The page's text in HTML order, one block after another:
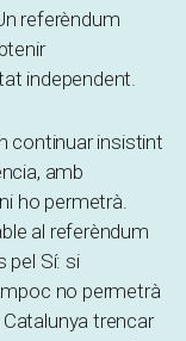
referèndum
independent.
continuar insistint
amb
ho permetrà.
al referèndum
pel Sí: si
no permetrà
trencar